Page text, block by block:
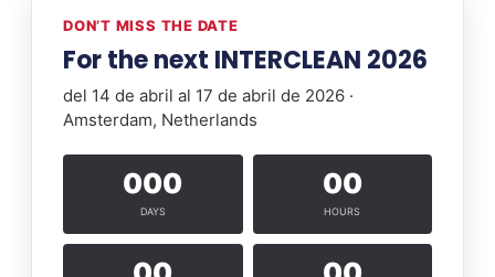
DON’T MISS THE DATE
For the next INTERCLEAN 2026
del 14 de abril al 17 de abril de 2026 ·
Amsterdam, Netherlands
000
DAYS
00
HOURS